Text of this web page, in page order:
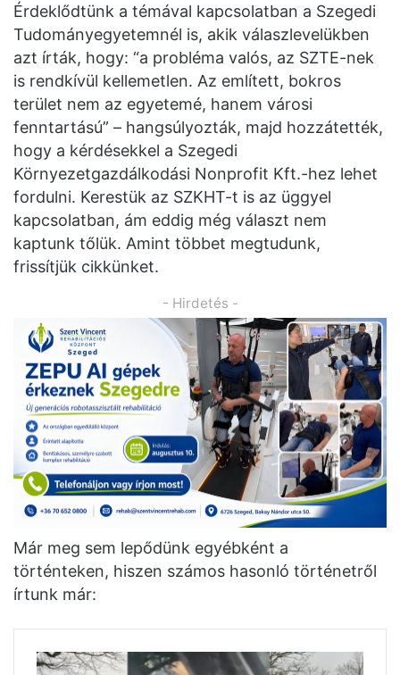
Érdeklődtünk a témával kapcsolatban a Szegedi
Tudományegyetemnél is, akik válaszlevelükben
azt írták, hogy: “a probléma valós, az SZTE-nek
is rendkívül kellemetlen. Az említett, bokros
terület nem az egyetemé, hanem városi
fenntartású” – hangsúlyozták, majd hozzátették,
hogy a kérdésekkel a Szegedi
Környezetgazdálkodási Nonprofit Kft.-hez lehet
fordulni. Kerestük az SZKHT-t is az üggyel
kapcsolatban, ám eddig még választ nem
kaptunk tőlük. Amint többet megtudunk,
frissítjük cikkünket.
- Hirdetés -
Már meg sem lepődünk egyébként a
történteken, hiszen számos hasonló történetről
írtunk már: